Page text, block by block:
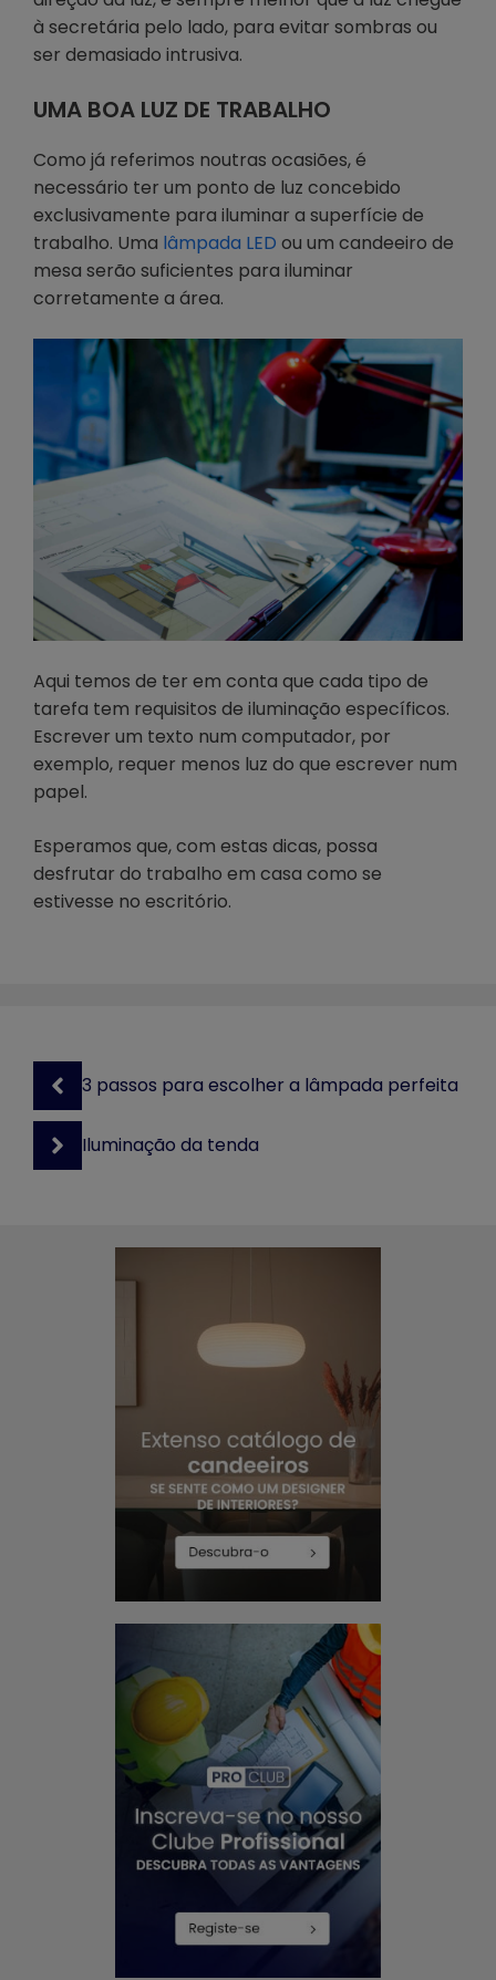
à secretária pelo lado, para evitar sombras ou
ser demasiado intrusiva.
UMA BOA LUZ DE TRABALHO
Como já referimos noutras ocasiões, é
necessário ter um ponto de luz concebido
exclusivamente para iluminar a superfície de
trabalho. Uma lâmpada LED ou um candeeiro de
mesa serão suficientes para iluminar
corretamente a área.
Aqui temos de ter em conta que cada tipo de
tarefa tem requisitos de iluminação específicos.
Escrever um texto num computador, por
exemplo, requer menos luz do que escrever num
papel.
Esperamos que, com estas dicas, possa
desfrutar do trabalho em casa como se
estivesse no escritório.
3 passos para escolher a lâmpada perfeita
Iluminação da tenda